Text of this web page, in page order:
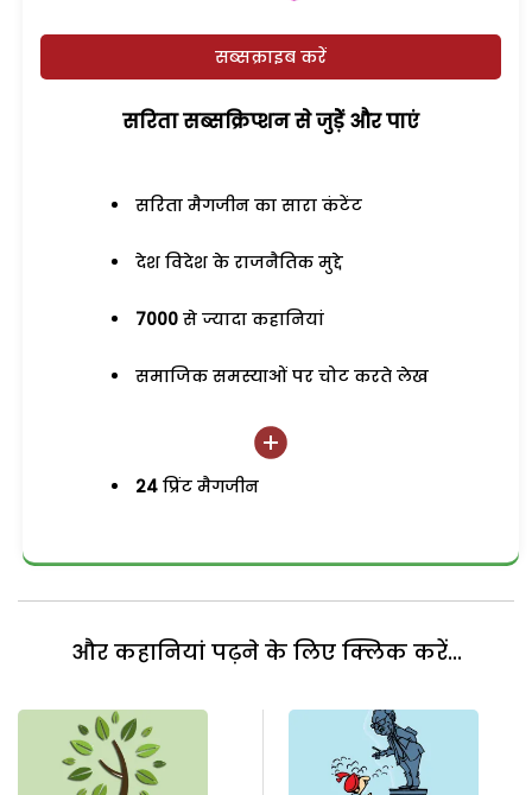
सब्सक्राइब करें
सरिता सब्सक्रिप्शन से जुड़ेें और पाएं
सरिता मैगजीन का सारा कंटेंट
देश विदेश के राजनैतिक मुद्दे
7000 से ज्यादा कहानियां
समाजिक समस्याओं पर चोट करते लेख
24 प्रिंट मैगजीन
और कहानियां पढ़ने के लिए क्लिक करें...